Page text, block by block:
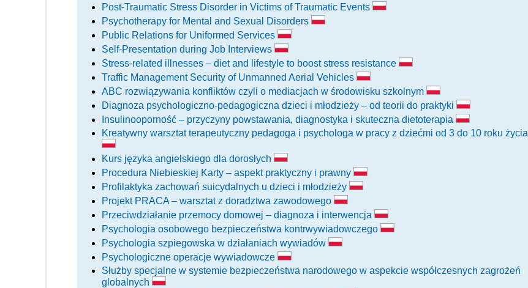
Post-Traumatic Stress Disorder in Victims of Traumatic Events
Psychotherapy for Mental and Sexual Disorders
Public Relations for Uniformed Services
Self-Presentation during Job Interviews
Stress-related illnesses – diet and lifestyle to boost stress resistance
Traffic Management Security of Unmanned Aerial Vehicles
ABC rozwiązywania konfliktów czyli o mediacjach w środowisku szkolnym
Diagnoza psychologiczno-pedagogiczna dzieci i młodzieży – od teorii do praktyki
Insulinooporność – przyczyny powstawania, diagnostyka i skuteczna dietoterapia
Kreatywny warsztat terapeutyczny pedagoga i psychologa w pracy z dziećmi od 3 do 10 roku życia
Kurs języka angielskiego dla dorosłych
Procedura Niebieskiej Karty – aspekt praktyczny i prawny
Profilaktyka zachowań suicydalnych u dzieci i młodzieży
Projekt PRACA – warsztat z doradztwa zawodowego
Przeciwdziałanie przemocy domowej – diagnoza i interwencja
Psychologia osobowego bezpieczeństwa kontrwywiadowczego
Psychologia szpiegowska w działaniach wywiadów
Psychologiczne operacje wywiadowcze
Służby specjalne w systemie bezpieczeństwa narodowego w aspekcie współczesnych zagrożeń
globalnych